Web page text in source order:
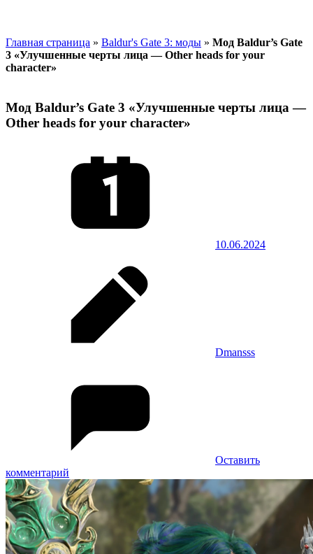
Главная страница » Baldur's Gate 3: моды » Мод Baldur’s Gate
3 «Улучшенные черты лица — Other heads for your
character»
Мод Baldur’s Gate 3 «Улучшенные черты лица —
Other heads for your character»
10.06.2024
Dmansss
Оставить
комментарий